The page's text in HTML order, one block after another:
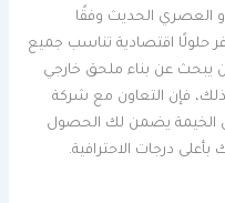
أو العصري الحديث وفقًا
حلولًا اقتصادية تناسب جميع
يبحث عن بناء ملحق خارجي
فإن التعاون مع شركة
الخيمة يضمن لك الحصول
درجات الاحترافية.